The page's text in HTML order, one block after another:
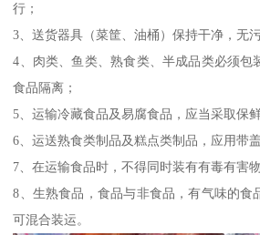
行；
3、送货器具（菜筐、油桶）保持干净，无污
4、肉类、鱼类、熟食类、半成品类必须包
食品隔离；
5、运输冷藏食品及易腐食品，应当采取保
6、运送熟食类制品及糕点类制品，应用带
7、在运输食品时，不得同时装有有毒有害
8、生熟食品，食品与非食品，有气味的食
可混合装运。